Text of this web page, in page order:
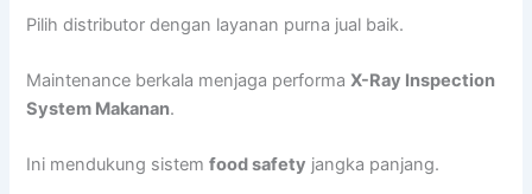
Pilih distributor dengan layanan purna jual baik.
Maintenance berkala menjaga performaX-Ray Inspection
System Makanan.
Ini mendukung sistemfood safety jangka panjang.